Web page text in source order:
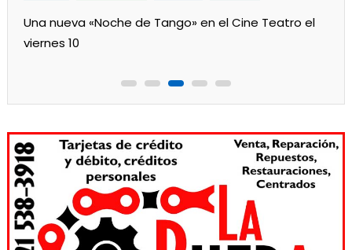
Una nueva «Noche de Tango» en el Cine Teatro el
viernes 10